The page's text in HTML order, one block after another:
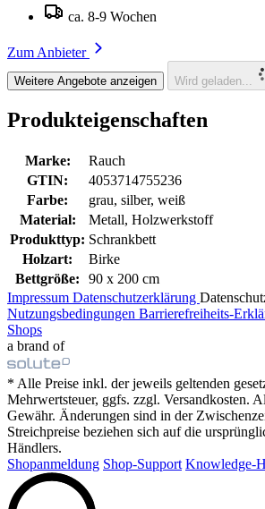
ca. 8-9 Wochen
Zum Anbieter
Weitere Angebote anzeigen Wird geladen...
Produkteigenschaften
Marke:
Rauch
GTIN:
4053714755236
Farbe:
grau, silber, weiß
Material:
Metall, Holzwerkstoff
Produkttyp: Schrankbett
Holzart:
Birke
Bettgröße:
90 x 200 cm
Impressum Datenschutzerklärung
Nutzungsbedingungen Barrierefreiheits-
Shops
a brand of
* Alle Preise inkl. der jeweils geltenden
Mehrwertsteuer, ggfs. zzgl. Versandkosten.
Gewähr. Änderungen sind in der
Streichpreise beziehen sich auf die
Händlers.
Shopanmeldung Shop-Support Knowledge-